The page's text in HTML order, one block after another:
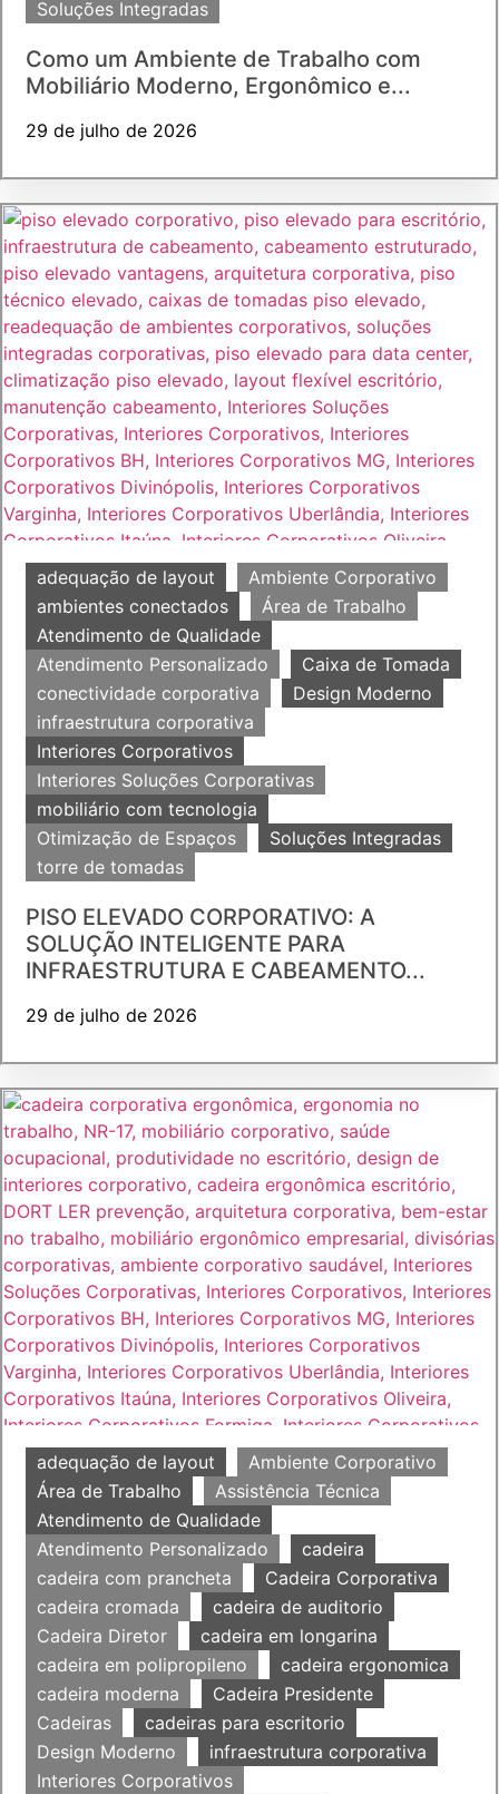
Soluções Integradas
Como um Ambiente de Trabalho com
Mobiliário Moderno, Ergonômico e...
29 de julho de 2026
adequação de layout
Ambiente Corporativo
ambientes conectados
Área de Trabalho
Atendimento de Qualidade
Atendimento Personalizado
Caixa de Tomada
conectividade corporativa
Design Moderno
infraestrutura corporativa
Interiores Corporativos
Interiores Soluções Corporativas
mobiliário com tecnologia
Otimização de Espaços
Soluções Integradas
torre de tomadas
PISO ELEVADO CORPORATIVO: A
SOLUÇÃO INTELIGENTE PARA
INFRAESTRUTURA E CABEAMENTO...
29 de julho de 2026
adequação de layout
Ambiente Corporativo
Área de Trabalho
Assistência Técnica
Atendimento de Qualidade
Atendimento Personalizado
cadeira
cadeira com prancheta
Cadeira Corporativa
cadeira cromada
cadeira de auditorio
Cadeira Diretor
cadeira em longarina
cadeira em polipropileno
cadeira ergonomica
cadeira moderna
Cadeira Presidente
Cadeiras
cadeiras para escritorio
Design Moderno
infraestrutura corporativa
Interiores Corporativos